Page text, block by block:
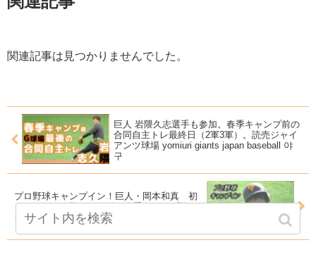
関連記事は見つかりませんでした。
巨人 岩隈久志選手も参加。春季キャンプ前の
合同自主トレ最終日（2軍3軍）。読売ジャイ
アンツ球場 yomiuri giants japan baseball 야
구
プロ野球キャンプイン！巨人・岡本和真 初
タイトルを目指して始動 春季キャンプ第1
クール1日目 2020年2月1日